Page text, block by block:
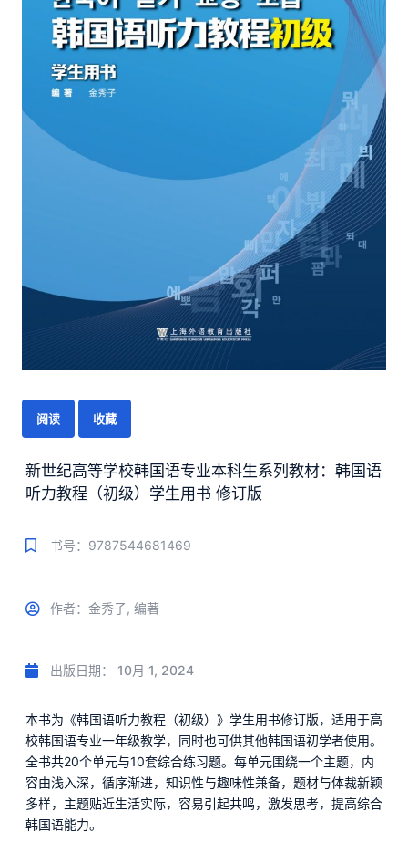
阅读 收藏
新世纪高等学校韩国语专业本科生系列教材：韩国语
听力教程（初级）学生用书 修订版
书号：9787544681469
作者：金秀子, 编著
出版日期： 10月 1, 2024
本书为《韩国语听力教程（初级）》学生用书修订版，适用于高
校韩国语专业一年级教学，同时也可供其他韩国语初学者使用。
全书共20个单元与10套综合练习题。每单元围绕一个主题，内
容由浅入深，循序渐进，知识性与趣味性兼备，题材与体裁新颖
多样，主题贴近生活实际，容易引起共鸣，激发思考，提高综合
韩国语能力。